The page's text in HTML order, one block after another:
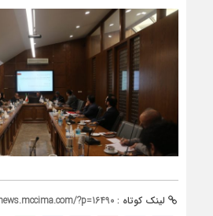
لینک کوتاه : ?p=16490